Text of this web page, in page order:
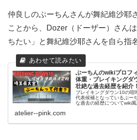
仲良しのぶーちんさんが舞紀維沙耶
ことから、Dozer（ドーザー）さん
ちたい」と舞紀維沙耶さんを自ら指
ぶーちんのwikiプロフ
体重・ブレイキングダ
壮絶な過去経歴を紹介
ブレイキングダウン10の喧
代表候補となっているぶー
な過去の経歴についてwiki
atelier--pink.com